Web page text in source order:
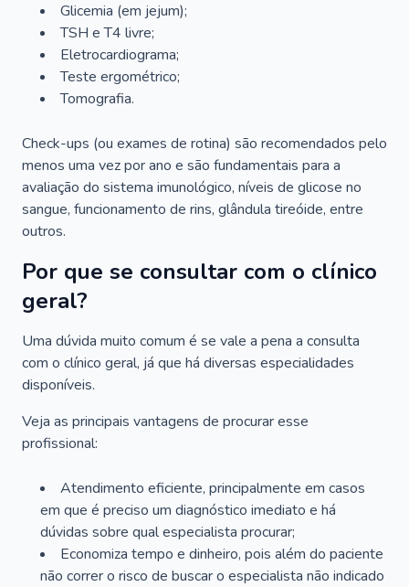
Glicemia (em jejum);
TSH e T4 livre;
Eletrocardiograma;
Teste ergométrico;
Tomografia.
Check-ups (ou exames de rotina) são recomendados pelo
menos uma vez por ano e são fundamentais para a
avaliação do sistema imunológico, níveis de glicose no
sangue, funcionamento de rins, glândula tireóide, entre
outros.
Por que se consultar com o clínico
geral?
Uma dúvida muito comum é se vale a pena a consulta
com o clínico geral, já que há diversas especialidades
disponíveis.
Veja as principais vantagens de procurar esse
profissional:
Atendimento eficiente, principalmente em casos
em que é preciso um diagnóstico imediato e há
dúvidas sobre qual especialista procurar;
Economiza tempo e dinheiro, pois além do paciente
não correr o risco de buscar o especialista não indicado